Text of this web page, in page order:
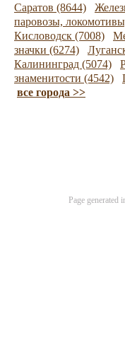
Саратов (8644)
паровозы,
Кисловодск (7008)
значки (6274)
Калининград (5074)
знаменитости (4542)
все города >>
Page